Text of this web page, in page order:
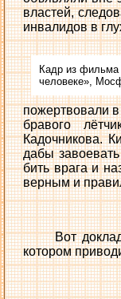
властей,
инвалидов в
Кадр из фильма
человеке»,
пожертвовали
бравого
Кадочникова.
дабы
бить врага и
верным и
Вот
котором